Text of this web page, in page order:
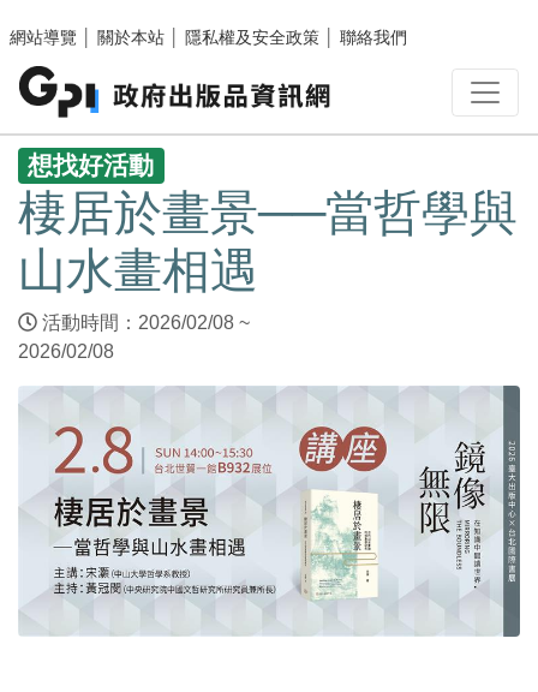
網站導覽
關於本站 隱私權及安全政策 聯絡我們
:::
想找好活動
棲居於畫景──當哲學與
山水畫相遇
活動時間：2026/02/08 ~
2026/02/08